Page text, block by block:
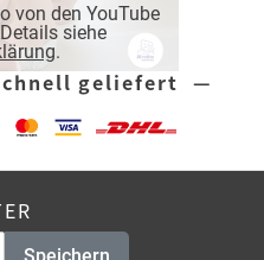
von den YouTube
siehe
.
geliefert —